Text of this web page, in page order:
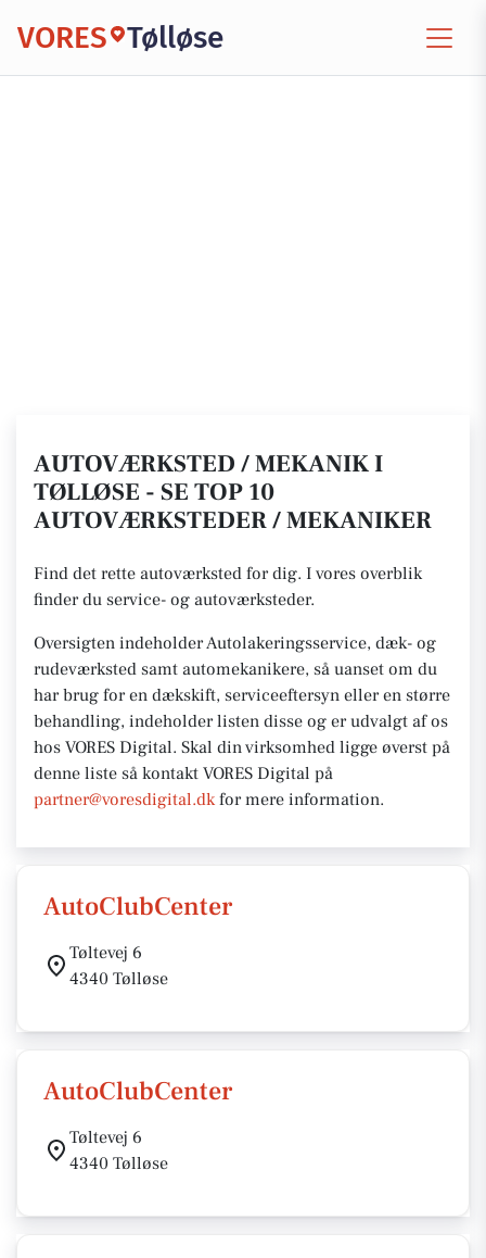
VORES Tølløse
AUTOVÆRKSTED / MEKANIK I
TØLLØSE - SE TOP 10
AUTOVÆRKSTEDER / MEKANIKER
Find det rette autoværksted for dig. I vores overblik
finder du service- og autoværksteder.
Oversigten indeholder Autolakeringsservice, dæk- og
rudeværksted samt automekanikere, så uanset om du
har brug for en dækskift, serviceeftersyn eller en større
behandling, indeholder listen disse og er udvalgt af os
hos VORES Digital. Skal din virksomhed ligge øverst på
denne liste så kontakt VORES Digital på
partner@voresdigital.dk for mere information.
AutoClubCenter
Tøltevej 6
4340 Tølløse
AutoClubCenter
Tøltevej 6
4340 Tølløse